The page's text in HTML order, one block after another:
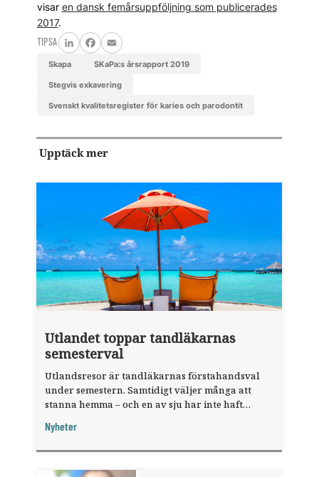
visar en dansk femårsuppföljning som publicerades
2017.
TIPSA
LinkedInFacebook
Email
Skapa SKaPa:s årsrapport 2019
stegvis exkavering
Svenskt kvalitetsregister för karies och parodontit
Upptäck mer
Utlandet toppar tandläkarnas
semesterval
Utlandsresor är tandläkarnas förstahandsval
under semestern. Samtidigt väljer många att
stanna hemma – och en av sju har inte haft
fråga".
Nyheter